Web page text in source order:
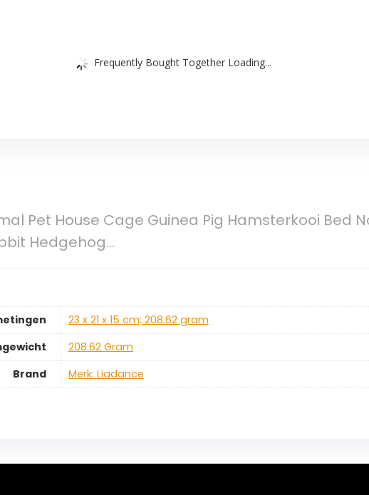
Frequently Bought Together Loading...
Pet House Cage Guinea Pig Hamsterkooi Bed
Hedgehog…
‎23 x 21 x 15 cm; 208.62 gram
‎208.62 Gram
Brand
Merk: Liadance